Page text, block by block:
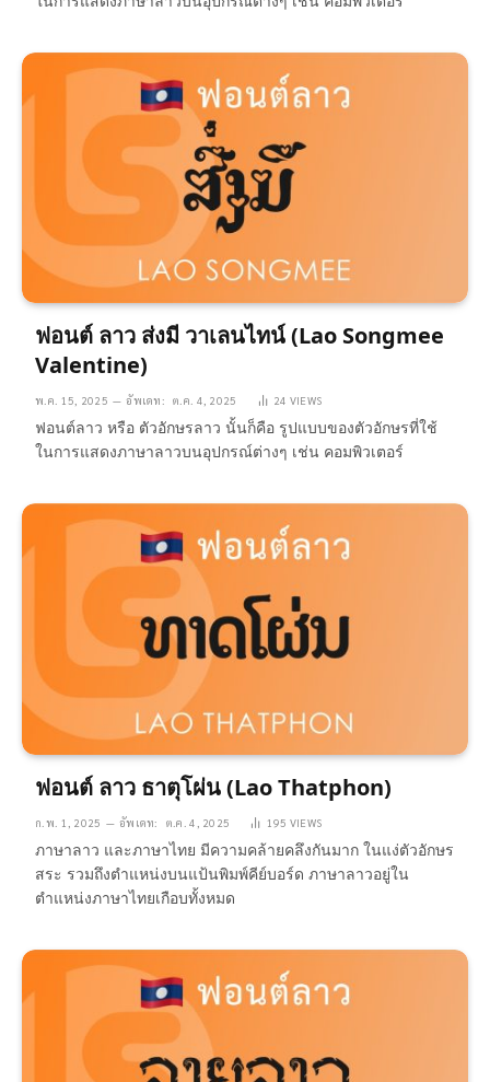
ฟอนต์ ลาว ส่งมี วาเลนไทน์ (Lao Songmee
Valentine)
พ.ค. 15, 2025 อัพเดท: ต.ค. 4, 2025 24 VIEWS
ฟอนต์ลาว หรือ ตัวอักษรลาว นั้นก็คือ รูปแบบของตัวอักษรที่ใช้
ในการแสดงภาษาลาวบนอุปกรณ์ต่างๆ เช่น คอมพิวเตอร์
ฟอนต์ ลาว ธาตุโผ่น (Lao Thatphon)
ก.พ. 1, 2025 อัพเดท: ต.ค. 4, 2025 195 VIEWS
ภาษาลาว และภาษาไทย มีความคล้ายคลึงกันมาก ในแง่ตัวอักษร
สระ รวมถึงตำแหน่งบนแป้นพิมพ์คีย์บอร์ด ภาษาลาวอยู่ใน
ตำแหน่งภาษาไทยเกือบทั้งหมด